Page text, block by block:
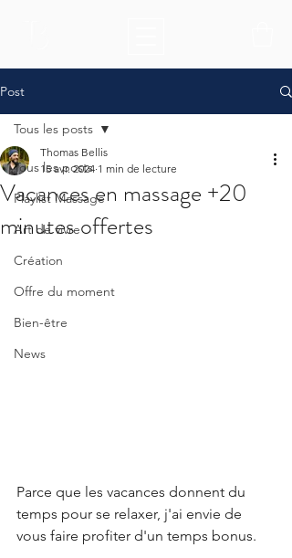
Post
Tous les posts
Playlist Massage
Art de vivre
Création
Offre du moment
Bien-être
News
Tous les posts
Vacances en massage +20
minutes offertes
Thomas Bellis
15 avr. 2024 1 min de lecture
Parce que les vacances donnent du
temps pour se relaxer, j'ai envie de
vous faire profiter d'un temps bonus.